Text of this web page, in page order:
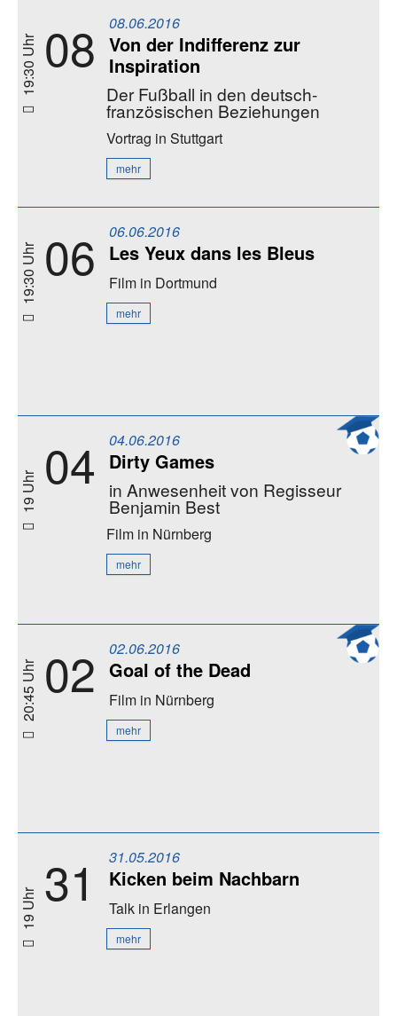
19:30 Uhr08 08.06.2016
Von der Indifferenz zur
Inspiration
Der Fußball in den deutsch-
französischen Beziehungen
Vortrag in Stuttgart
mehr
19:30 Uhr06 06.06.2016
Les Yeux dans les Bleus
Film in Dortmund
mehr
19 Uhr 04 04.06.2016
Dirty Games
in Anwesenheit von Regisseur
Benjamin Best
Film in Nürnberg
mehr
20:45 Uhr02 02.06.2016
Goal of the Dead
Film in Nürnberg
mehr
19 Uhr 31 31.05.2016
Kicken beim Nachbarn
Talk in Erlangen
mehr